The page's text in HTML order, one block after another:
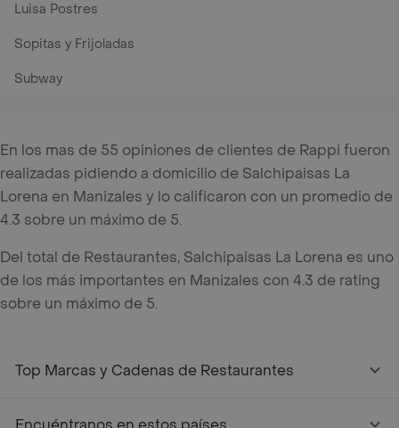
Luisa Postres
Sopitas y Frijoladas
Subway
En los mas de 55 opiniones de clientes de Rappi fueron
realizadas pidiendo a domicilio de Salchipaisas La
Lorena en Manizales y lo calificaron con un promedio de
4.3 sobre un máximo de 5.
Del total de Restaurantes, Salchipaisas La Lorena es uno
de los más importantes en Manizales con 4.3 de rating
sobre un máximo de 5.
Top Marcas y Cadenas de Restaurantes